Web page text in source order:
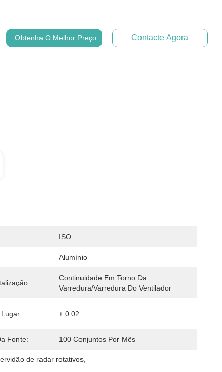
Obtenha O Melhor Preço Contacte Agora
ISO
Alumínio
Continuidade Em Torno Da
Varredura/varredura Do Ventilador
± 0.02
Fonte: 100 Conjuntos Por Mês
de radar rotativos